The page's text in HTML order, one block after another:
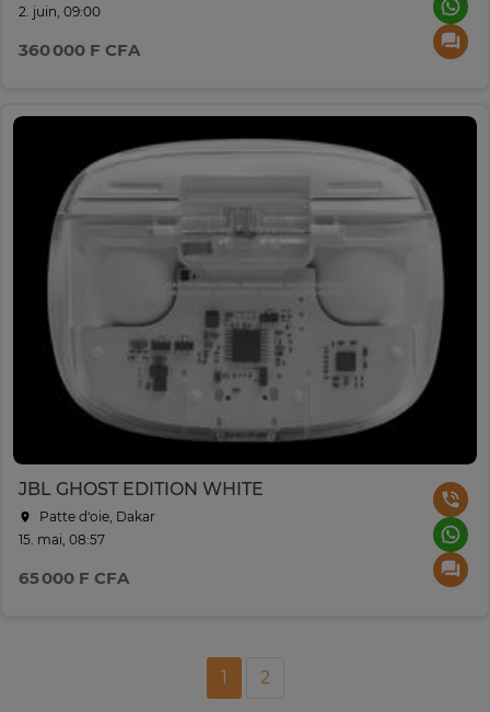
2. juin, 09:00
360 000 F CFA
JBL GHOST EDITION WHITE
Patte d‘oie, Dakar
15. mai, 08:57
65 000 F CFA
1 2